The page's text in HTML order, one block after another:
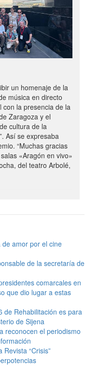
un homenaje de la
música en directo
con la presencia de la
Zaragoza y el
cultura de la
Así se expresaba
“Muchas gracias
«Aragón en vivo»
del teatro Arbolé,
amor por el cine
de la secretaría de
comarcales en
que dio lugar a estas
de Rehabilitación es para
de Sijena
reconocen el periodismo
Revista “Crisis”